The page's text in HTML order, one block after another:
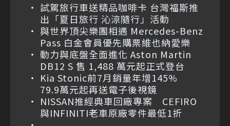
試駕旅行車送精品咖啡卡 台灣福斯推
出「夏日旅行 沁涼隨行」活動
與世界頂尖樂團相遇 Mercedes-Benz
Pass 白金會員優先購票維也納愛樂
動力與底盤全面進化 Aston Martin
DB12 S 售 1,488 萬元起正式登台
Kia Stonic前7月銷量年增145%
79.9萬元起再送電子後視鏡
NISSAN推經典車回廠專案 CEFIRO
與INFINITI老車原廠零件最低1折